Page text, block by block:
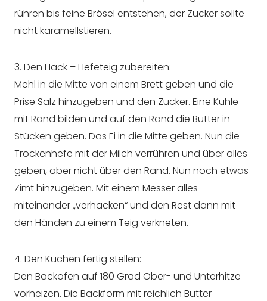
rühren bis feine Brösel entstehen, der Zucker sollte
nicht karamellstieren.
3. Den Hack – Hefeteig zubereiten:
Mehl in die Mitte von einem Brett geben und die
Prise Salz hinzugeben und den Zucker. Eine Kuhle
mit Rand bilden und auf den Rand die Butter in
Stücken geben. Das Ei in die Mitte geben. Nun die
Trockenhefe mit der Milch verrühren und über alles
geben, aber nicht über den Rand. Nun noch etwas
Zimt hinzugeben. Mit einem Messer alles
miteinander „verhacken“ und den Rest dann mit
den Händen zu einem Teig verkneten.
4. Den Kuchen fertig stellen:
Den Backofen auf 180 Grad Ober- und Unterhitze
vorheizen. Die Backform mit reichlich Butter